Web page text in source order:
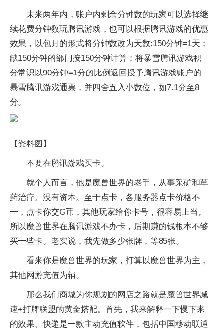
未来两年内，账户内剩余分钟数的玩家可以选择继
续花费分钟数玩腾讯游戏，也可以根据腾讯游戏的优惠
效果，以包月的形式将分钟数改为天数:150分钟=1天；
缺150分钟的部门按150分钟计算；将暴雪腾讯游戏积
分常识以90分钟=1分的比例返回授予腾讯游戏账户的
暴雪腾讯游戏通票，并四舍五入小数位，如7.1分至8
分。
【资料图】
不要在腾讯游戏买卡。
就个人而言，他是魔兽世界的老手，从事采矿和草
药治疗。没有资本。至于点卡，各服务器点卡价格不
一，点卡你交G币，其他玩家给你卡号，很容易上当。
所以魔兽世界在腾讯游戏不办卡，后期赚的钱根本不够
买一些卡。老实说，我先做多少张牌，等85张。
看来你是魔兽世界的玩家，打算以魔兽世界为主，
其他网游充值为辅。
那么我们商城为你规划的网店之路就是魔兽世界减
速+打牌联盟的黄金搭配。首先，我来解释一下慢下来
的效果。快递是一款主动充值软件，包括中国移动联通